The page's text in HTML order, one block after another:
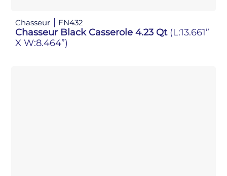
Chasseur FN432
Chasseur Black Casserole 4.23 Qt (L:13.661”
X W:8.464”)